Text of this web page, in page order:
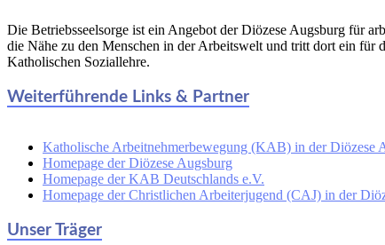
Die Betriebsseelsorge ist ein Angebot der Diözese Augsburg für
die Nähe zu den Menschen in der Arbeitswelt und tritt dort ein für
Katholischen Soziallehre.
Weiterführende Links & Partner
Katholische Arbeitnehmerbewegung (KAB) in der Diözese
Homepage der Diözese Augsburg
Homepage der KAB Deutschlands e.V.
Homepage der Christlichen Arbeiterjugend (CAJ) in der
Unser Träger